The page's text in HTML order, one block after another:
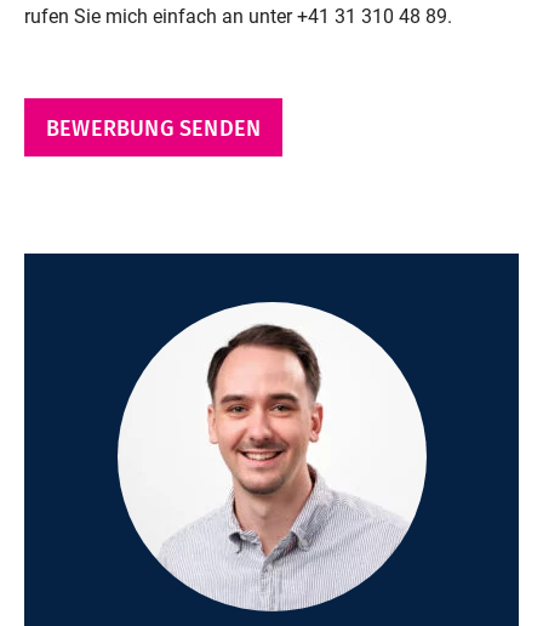
rufen Sie mich einfach an unter+41 31 310 48 89.
BEWERBUNG SENDEN